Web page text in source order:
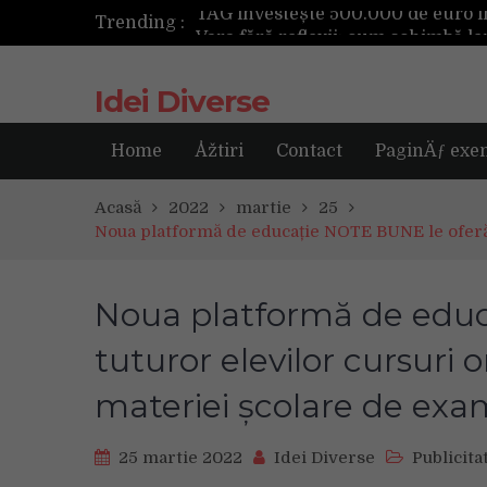
Trending :
Idei Diverse
Home Åžtiri Contact PaginÄƒ
Acasă 2022 martie
25
Noua platformă de educație NOTE BUNE le
Noua platformă de
tuturor elevilor cursuri
materiei școlare de
25 martie 2022 Idei Diverse